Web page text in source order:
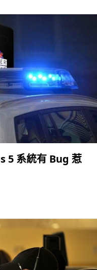
5 系統有 Bug 惹